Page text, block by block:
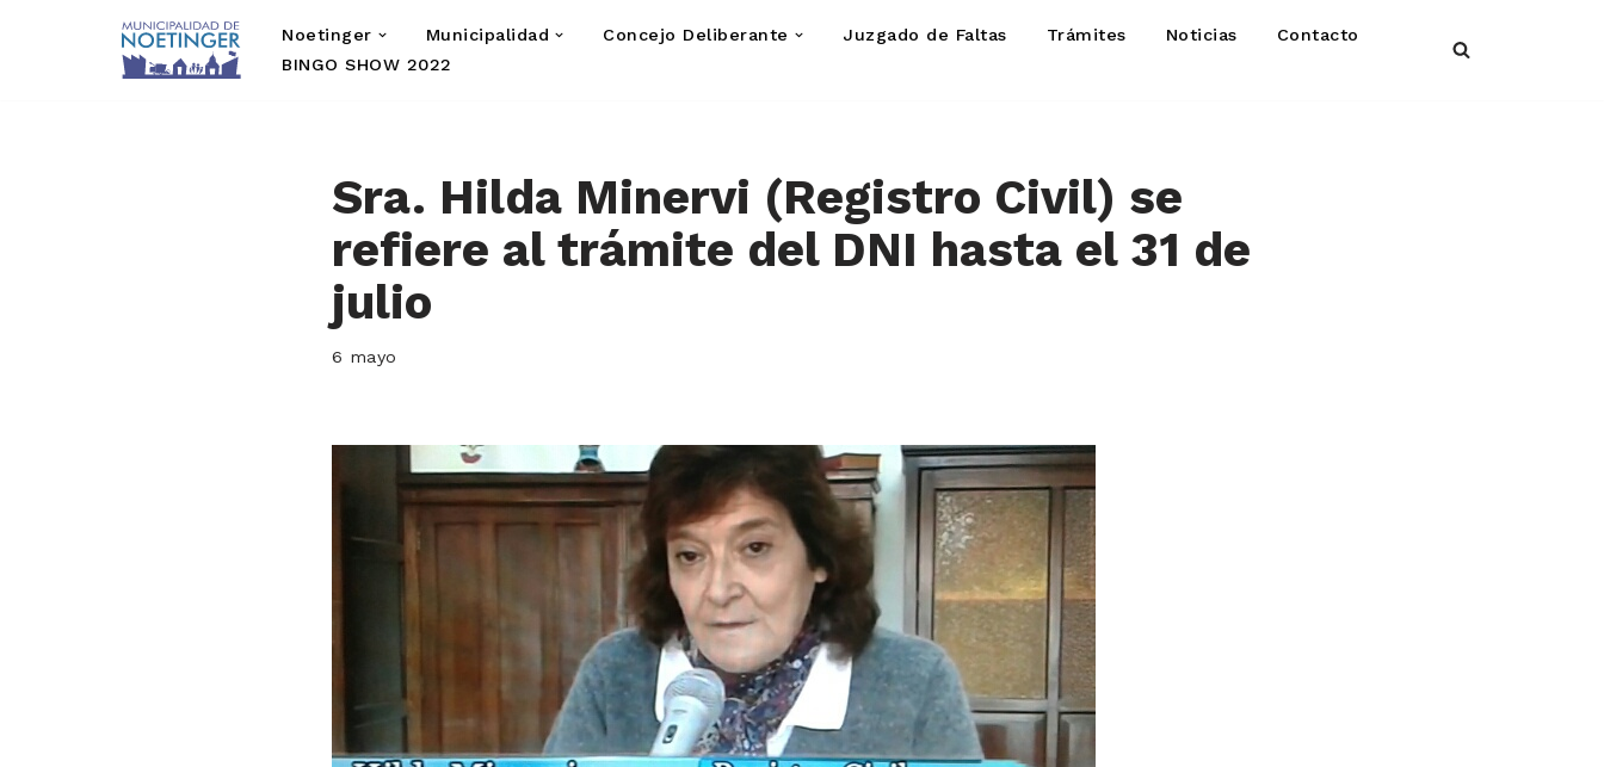
Noetinger Municipalidad Concejo Deliberante Juzgado de Faltas Trámites Noticias
Contacto
BINGO SHOW 2022
Sra. Hilda Minervi (Registro Civil) se
refiere al trámite del DNI hasta el 31 de
julio
6 mayo